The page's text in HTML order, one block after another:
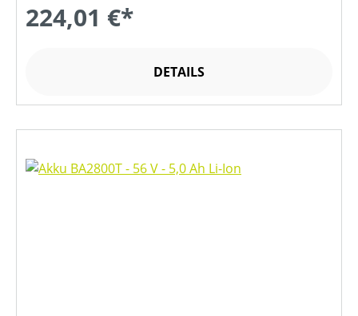
224,01 €*
DETAILS